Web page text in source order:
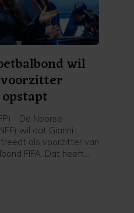
wil
- De Noorse
wil dat Gianni
als voorzitter van
FIFA. Dat heeft